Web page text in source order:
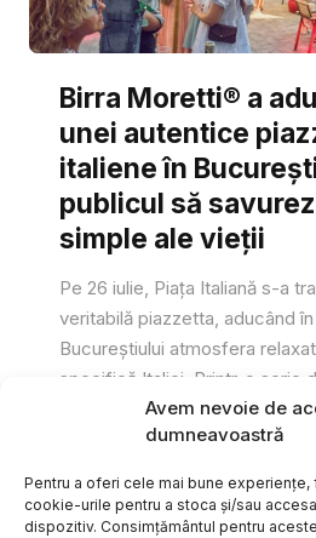
Avem nevoie de
dumneavoastră
Pentru a oferi cele mai bune
cookie-urile pentru a stoca și/sau
dispozitiv. Consimțământul pentru
Birra Moretti® a
unei autentice
italiene în
publicul să
simple ale vieții
Pe 26 iulie, Piața Italiană s-a
veritabilă piazzetta, aducând
Bucureștiului atmosfera
specifică Italiei. Printr-o serie
Gabriel Barliga